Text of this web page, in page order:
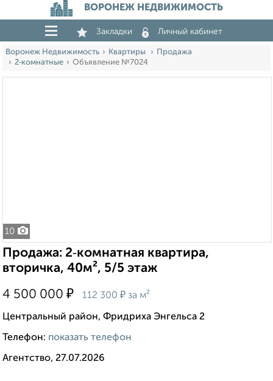
ВОРОНЕЖ НЕДВИЖИМОСТЬ
Закладки Личный кабинет
Воронеж Недвижимость Квартиры
Продажа
2‑комнатные
Объявление №7024
10
Продажа: 2‑комнатная квартира,
вторичка, 40м², 5/5 этаж
4 500 000 ₽ 112 300 ₽ за м²
Центральный район, Фридриха Энгельса 2
Телефон: показать телефон
Агентство, 27.07.2026